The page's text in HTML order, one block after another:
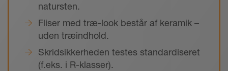
natursten.
Fliser med træ-look består af keramik –
uden træindhold.
Skridsikkerheden testes standardiseret
(f.eks. i R-klasser).